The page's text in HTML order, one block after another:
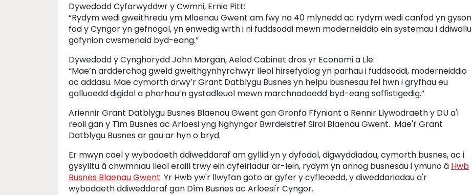
Dywedodd Cyfarwyddwr y Cwmni, Ernie Pitt:
“Rydym wedi gweithredu ym Mlaenau Gwent am fwy na 40 mlynedd ac rydym wedi canfod yn gyson
fod y Cyngor yn gefnogol, yn enwedig wrth i ni fuddsoddi mewn moderneiddio ein systemau i ddiwallu
gofynion cwsmeriaid byd-eang.”
Dywedodd y Cynghorydd John Morgan, Aelod Cabinet dros yr Economi a Lle:
“Mae’n ardderchog gweld gweithgynhyrchwyr lleol hirsefydlog yn parhau i fuddsoddi, moderneiddio
ac addasu. Mae cymorth drwy’r Grant Datblygu Busnes yn helpu busnesau fel hwn i gryfhau eu
galluoedd digidol a pharhau’n gystadleuol mewn marchnadoedd byd-eang soffistigedig.”
Ariennir Grant Datblygu Busnes Blaenau Gwent gan Gronfa Ffyniant a Rennir Llywodraeth y DU a'i
reoli gan y Tîm Busnes ac Arloesi yng Nghyngor Bwrdeistref Sirol Blaenau Gwent. Mae'r Grant
Datblygu Busnes ar gau ar hyn o bryd.
Er mwyn cael y wybodaeth ddiweddaraf am gyllid yn y dyfodol, digwyddiadau, cymorth busnes, ac i
gysylltu â chwmnïau lleol eraill trwy ein cyfeiriadur ar-lein, rydym yn annog busnesau i ymuno â Hwb
Busnes Blaenau Gwent. Yr Hwb yw'r llwyfan goto ar gyfer y cyfleoedd, y diweddariadau a'r
wybodaeth ddiweddaraf gan Dîm Busnes ac Arloesi'r Cyngor.